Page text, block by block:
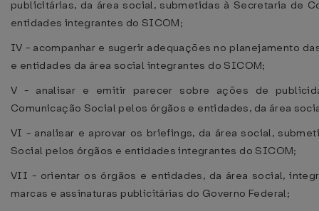
publicitárias, da área social, submetidas à Secretaria de
entidades integrantes do SICOM;
IV - acompanhar e sugerir adequações no planejamento
e entidades da área social integrantes do SICOM;
V - analisar e emitir parecer sobre ações de
Comunicação Social pelos órgãos e entidades, da área
VI - analisar e aprovar os briefings, da área social,
Social pelos órgãos e entidades integrantes do SICOM;
VII - orientar os órgãos e entidades, da área social,
marcas e assinaturas publicitárias do Governo Federal;